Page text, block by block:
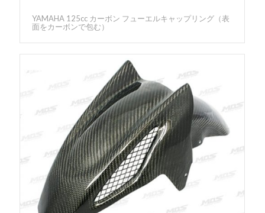
YAMAHA 125cc カーボン フューエルキャップリング（表
面をカーボンで包む）